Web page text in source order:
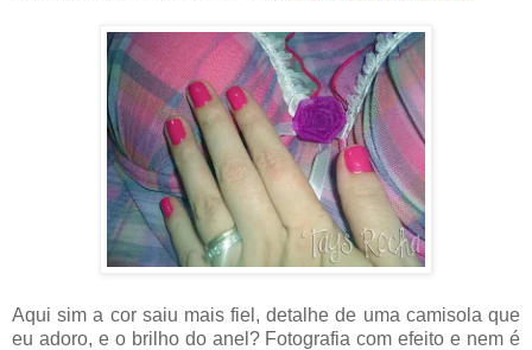
Aqui sim a cor saiu mais fiel, detalhe de uma camisola que
eu adoro, e o brilho do anel? Fotografia com efeito e nem é